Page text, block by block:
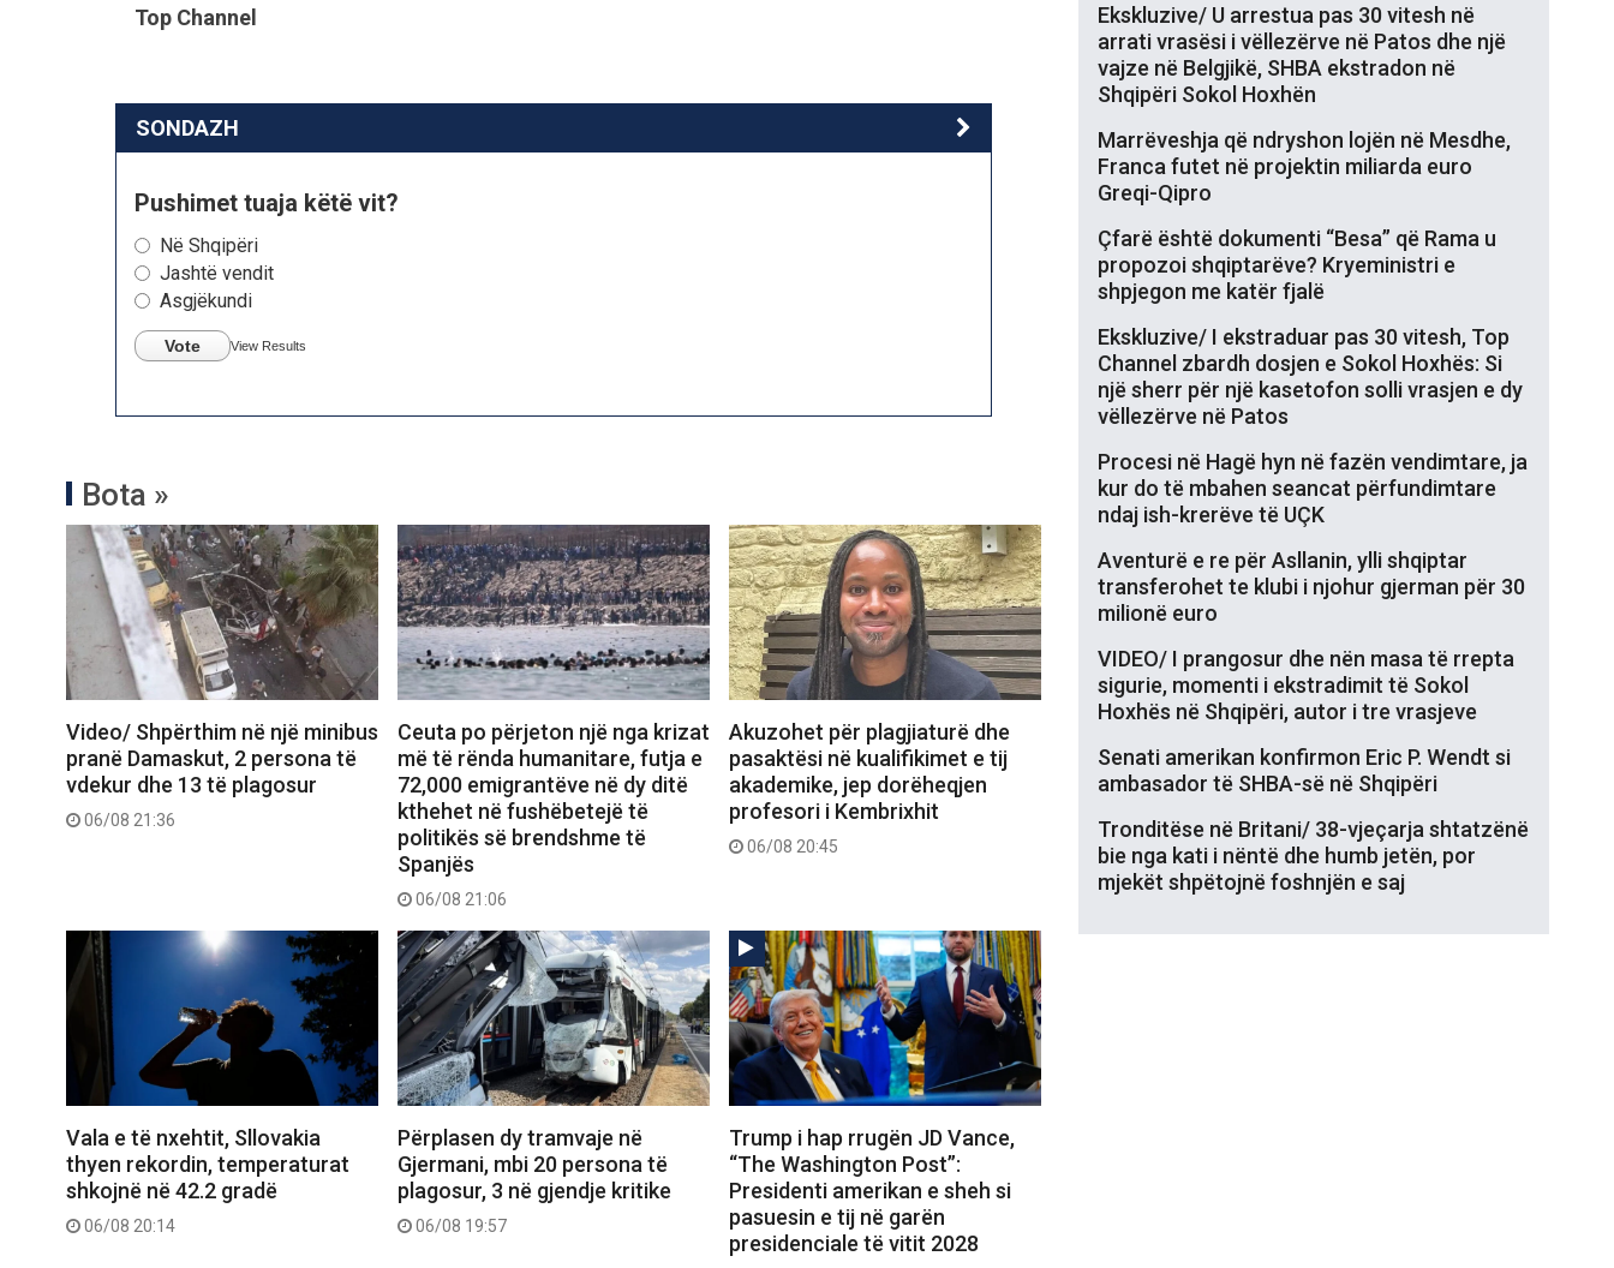
Top Channel
SONDAZH
Pushimet tuaja këtë vit?
Në Shqipëri
Jashtë vendit
Asgjëkundi
Vote View Results
Bota »
Video/ Shpërthim në një minibus
pranë Damaskut, 2 persona të
vdekur dhe 13 të plagosur
06/08 21:36
Ceuta po përjeton një nga krizat
më të rënda humanitare, futja e
72,000 emigrantëve në dy ditë
kthehet në fushëbetejë të
politikës së brendshme të
Spanjës
06/08 21:06
Akuzohet për plagjiaturë dhe
pasaktësi në kualifikimet e tij
akademike, jep dorëheqjen
profesori i Kembrixhit
06/08 20:45
Vala e të nxehtit, Sllovakia
thyen rekordin, temperaturat
shkojnë në 42.2 gradë
06/08 20:14
Përplasen dy tramvaje në
Gjermani, mbi 20 persona të
plagosur, 3 në gjendje kritike
06/08 19:57
Trump i hap rrugën JD Vance,
“The Washington Post”:
Presidenti amerikan e sheh si
pasuesin e tij në garën
presidenciale të vitit 2028
Ekskluzive/ U arrestua pas 30 vitesh në
arrati vrasësi i vëllezërve në Patos dhe një
vajze në Belgjikë, SHBA ekstradon në
Shqipëri Sokol Hoxhën
Marrëveshja që ndryshon lojën në Mesdhe,
Franca futet në projektin miliarda euro
Greqi-Qipro
Çfarë është dokumenti “Besa” që Rama u
propozoi shqiptarëve? Kryeministri e
shpjegon me katër fjalë
Ekskluzive/ I ekstraduar pas 30 vitesh, Top
Channel zbardh dosjen e Sokol Hoxhës: Si
një sherr për një kasetofon solli vrasjen e dy
vëllezërve në Patos
Procesi në Hagë hyn në fazën vendimtare, ja
kur do të mbahen seancat përfundimtare
ndaj ish-krerëve të UÇK
Aventurë e re për Asllanin, ylli shqiptar
transferohet te klubi i njohur gjerman për 30
milionë euro
VIDEO/ I prangosur dhe nën masa të rrepta
sigurie, momenti i ekstradimit të Sokol
Hoxhës në Shqipëri, autor i tre vrasjeve
Senati amerikan konfirmon Eric P. Wendt si
ambasador të SHBA-së në Shqipëri
Tronditëse në Britani/ 38-vjeçarja shtatzënë
bie nga kati i nëntë dhe humb jetën, por
mjekët shpëtojnë foshnjën e saj